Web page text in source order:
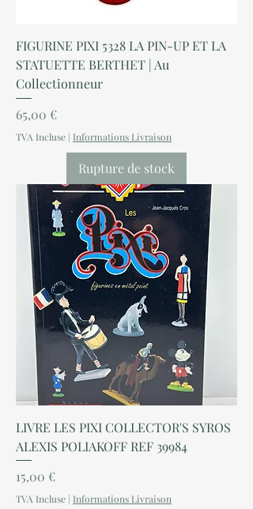
FIGURINE PIXI 5328 LA PIN-UP ET LA
STATUETTE BERTHET | Au
Collectionneur
Prix
65,00 €
TVA Incluse | Informations Livraison
Rupture de stock
LIVRE LES PIXI COLLECTOR'S SYROS
ALEXIS POLIAKOFF REF 39984
Prix
15,00 €
TVA Incluse | Informations Livraison